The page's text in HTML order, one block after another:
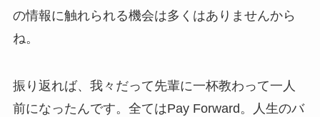
の情報に触れられる機会は多くはありませんから
ね。
振り返れば、我々だって先輩に一杯教わって一人
前になったんです。全てはPay Forward。人生のバ